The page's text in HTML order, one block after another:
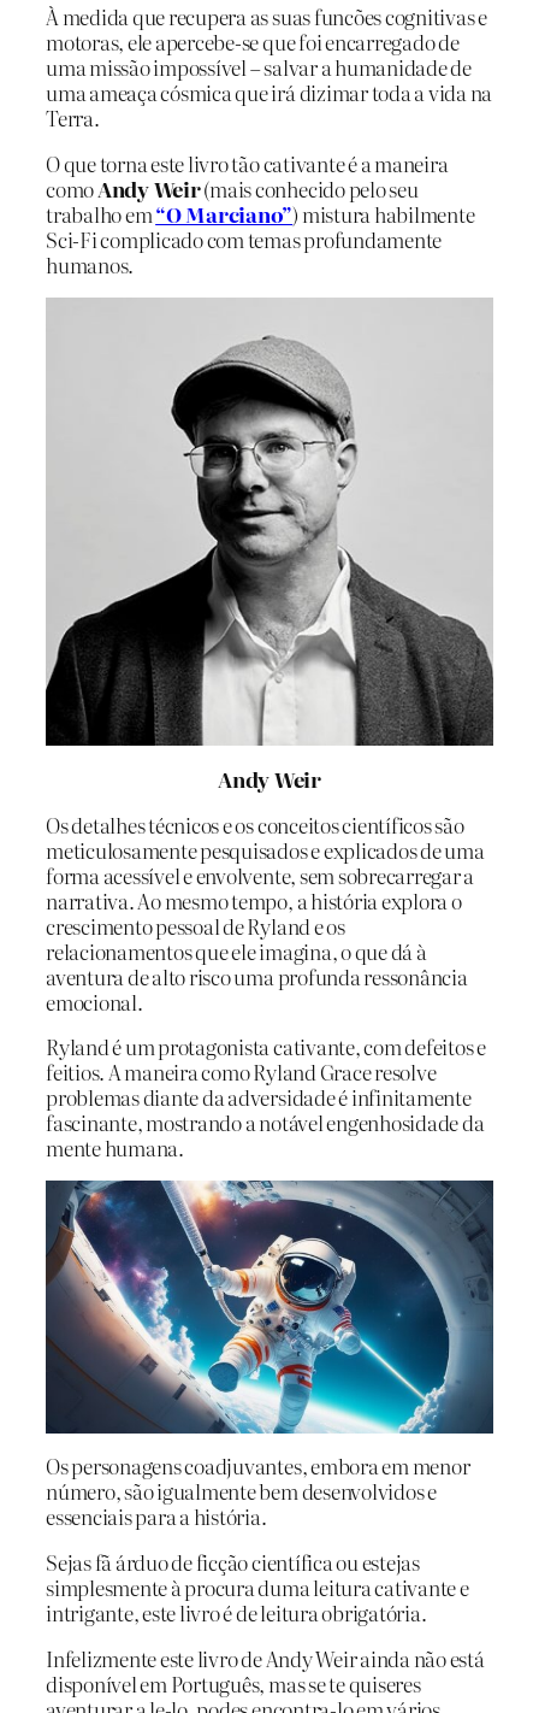
À medida que recupera as suas funcões cognitivas e
motoras, ele apercebe-se que foi encarregado de
uma missão impossível – salvar a humanidade de
uma ameaça cósmica que irá dizimar toda a vida na
Terra.
O que torna este livro tão cativante é a maneira
comoAndy Weir(mais conhecido pelo seu
trabalho em“O Marciano”) mistura habilmente
Sci-Fi complicado com temas profundamente
humanos.
Andy Weir
Os detalhes técnicos e os conceitos científicos são
meticulosamente pesquisados e explicados de uma
forma acessível e envolvente, sem sobrecarregar a
narrativa. Ao mesmo tempo, a história explora o
crescimento pessoal de Ryland e os
relacionamentos que ele imagina, o que dá à
aventura de alto risco uma profunda ressonância
emocional.
Ryland é um protagonista cativante, com defeitos e
feitios. A maneira como Ryland Grace resolve
problemas diante da adversidade é infinitamente
fascinante, mostrando a notável engenhosidade da
mente humana.
Os personagens coadjuvantes, embora em menor
número, são igualmente bem desenvolvidos e
essenciais para a história.
Sejas fã árduo de ficção científica ou estejas
simplesmente à procura duma leitura cativante e
intrigante, este livro é de leitura obrigatória.
Infelizmente este livro de Andy Weir ainda não está
disponível em Português, mas se te quiseres